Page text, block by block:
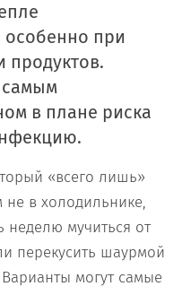
при
продуктов.
самым
в плане риска
«всего лишь»
в холодильнике,
неделю мучиться от
перекусить шаурмой
могут самые